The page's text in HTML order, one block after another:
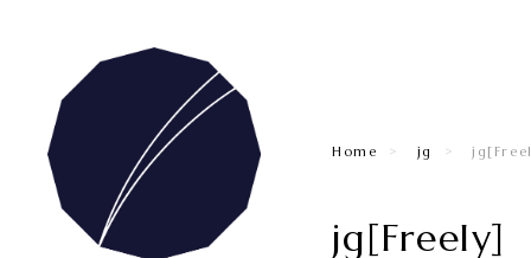
Home jg
jg[Freely]